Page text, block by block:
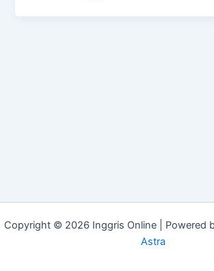
Copyright © 2026 Inggris Online | Powered
Astra